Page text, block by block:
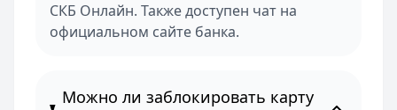
СКБ Онлайн. Также доступен чат на
официальном сайте банка.
Можно ли заблокировать карту